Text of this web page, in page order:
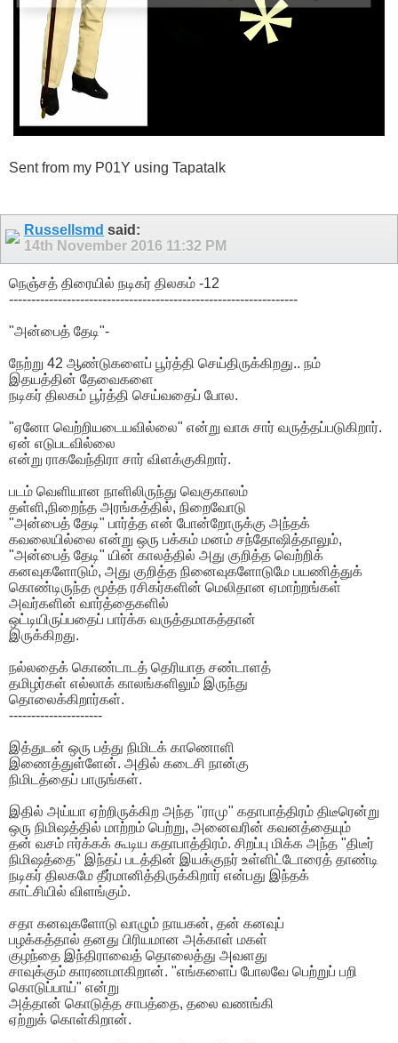
Sent from my P01Y using Tapatalk
Russellsmd said:
14th November 2016 11:32 PM
நெஞ்சத் திரையில் நடிகர் திலகம் -12
-----------------------------------------------------------------
"அன்பைத் தேடி"-
நேற்று 42 ஆண்டுகளைப் பூர்த்தி செய்திருக்கிறது.. நம்
இதயத்தின் தேவைகளை
நடிகர் திலகம் பூர்த்தி செய்வதைப் போல.
"ஏனோ வெற்றியடையவில்லை" என்று வாசு சார் வருத்தப்படுகிறார்.
ஏன் எடுபடவில்லை
என்று ராகவேந்திரா சார் விளக்குகிறார்.
படம் வெளியான நாளிலிருந்து வெகுகாலம்
தள்ளி,நிறைந்த அரங்கத்தில், நிறைவோடு
"அன்பைத் தேடி" பார்த்த என் போன்றோருக்கு அந்தக்
கவலையில்லை என்று ஒரு பக்கம் மனம் சந்தோஷித்தாலும்,
"அன்பைத் தேடி" யின் காலத்தில் அது குறித்த வெற்றிக்
கனவுகளோடும், அது குறித்த நினைவுகளோடுமே பயணித்துக்
கொண்டிருந்த மூத்த ரசிகர்களின் மெலிதான ஏமாற்றங்கள்
அவர்களின் வார்த்தைகளில்
ஒட்டியிருப்பதைப் பார்க்க வருத்தமாகத்தான்
இருக்கிறது.
நல்லதைக் கொண்டாடத் தெரியாத சண்டாளத்
தமிழர்கள் எல்லாக் காலங்களிலும் இருந்து
தொலைக்கிறார்கள்.
---------------------
இத்துடன் ஒரு பத்து நிமிடக் காணொளி
இணைத்துள்ளேன். அதில் கடைசி நான்கு
நிமிடத்தைப் பாருங்கள்.
இதில் அய்யா ஏற்றிருக்கிற அந்த "ராமு" கதாபாத்திரம் திடீரென்று
ஒரு நிமிஷத்தில் மாற்றம் பெற்று, அனைவரின் கவனத்தையும்
தன் வசம் ஈர்க்கக் கூடிய கதாபாத்திரம். சிறப்பு மிக்க அந்த "திடீர்
நிமிஷத்தை" இந்தப் படத்தின் இயக்குநர் உள்ளிட்டோரைத் தாண்டி
நடிகர் திலகமே தீர்மானித்திருக்கிறார் என்பது இந்தக்
காட்சியில் விளங்கும்.
சதா கனவுகளோடு வாழும் நாயகன், தன் கனவுப்
பழக்கத்தால் தனது பிரியமான அக்காள் மகள்
குழந்தை இந்திராவைத் தொலைத்து அவளது
சாவுக்கும் காரணமாகிறான். "எங்களைப் போலவே பெற்றுப் பறி
கொடுப்பாய்" என்று
அத்தான் கொடுத்த சாபத்தை, தலை வணங்கி
ஏற்றுக் கொள்கிறான்.